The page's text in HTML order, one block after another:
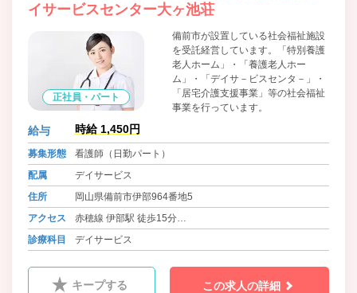
イサービスセンター大ヶ池荘
正社員・パート
備前市が設置している社会福祉施設
を受託経営しています。「特別養護
老人ホーム」・「養護老人ホー
ム」・「デイサ－ビスセンタ－」・
「居宅介護支援事業」等の社会福祉
事業を行っています。
給与 時給 1,450円
募集形態
看護師（日勤パート）
配属
デイサービス
住所
岡山県備前市伊部964番地5
アクセス
赤穂線 伊部駅 徒歩15分
バス 備前病院前 徒歩10分
診療科目 デイサービス
キープする この求人の詳細